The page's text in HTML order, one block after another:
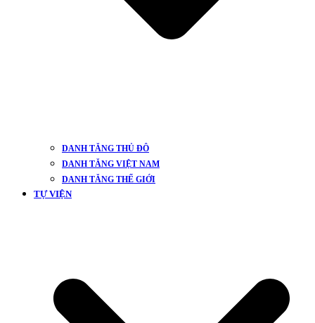
DANH TĂNG THỦ ĐÔ
DANH TĂNG VIỆT NAM
DANH TĂNG THẾ GIỚI
TỰ VIỆN